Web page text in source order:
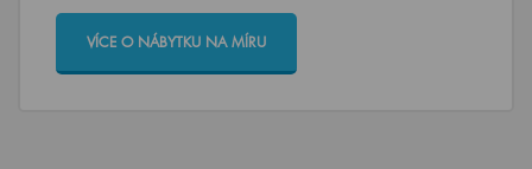
VÍCE O NÁBYTKU NA MÍRU